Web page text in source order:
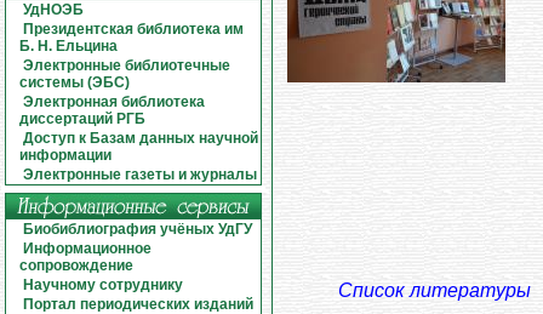
УдНОЭБ
Президентская библиотека им
Б. Н. Ельцина
Электронные библиотечные
системы (ЭБС)
Электронная библиотека
диссертаций РГБ
Доступ к Базам данных научной
информации
Электронные газеты и журналы
Биобиблиография учёных УдГУ
Информационное
сопровождение
Научному сотруднику
Портал периодических изданий
Список литературы